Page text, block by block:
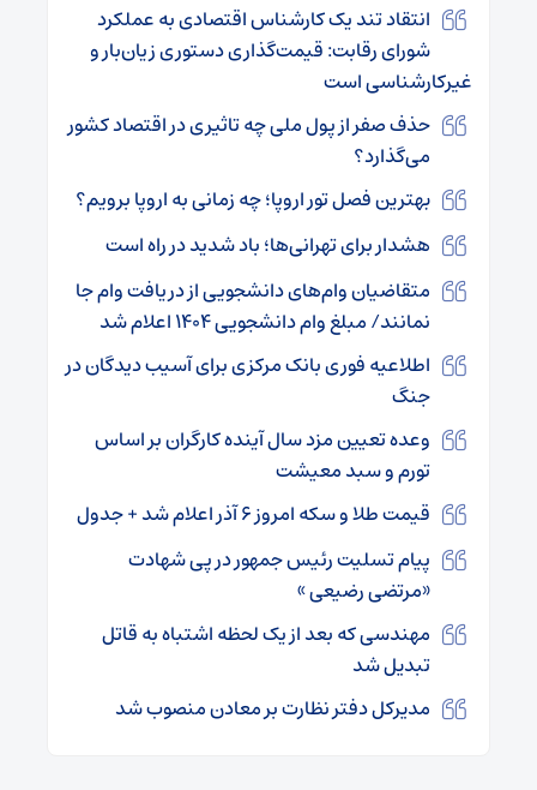
انتقاد تند یک کارشناس اقتصادی به عملکرد
شورای رقابت: قیمت‌گذاری دستوری زیان‌بار و
غیرکارشناسی است
حذف صفر از پول ملی چه تاثیری در اقتصاد کشور
می‌گذارد؟
بهترین فصل تور اروپا؛ چه زمانی به اروپا برویم؟
هشدار برای تهرانی‌ها؛ باد شدید در راه است
متقاضیان وام‌های دانشجویی از دریافت وام جا
نمانند/ مبلغ وام دانشجویی ۱۴۰۴ اعلام شد
اطلاعیه فوری بانک مرکزی برای آسیب دیدگان در
جنگ
وعده تعیین مزد سال آینده کارگران بر اساس
تورم و سبد معیشت
قیمت طلا و سکه امروز ۶ آذر اعلام شد + جدول
پیام تسلیت رئیس جمهور در پی شهادت
«مرتضی رضیعی »
مهندسی که بعد از یک لحظه اشتباه به قاتل
تبدیل شد
مدیرکل دفتر نظارت بر معادن منصوب شد